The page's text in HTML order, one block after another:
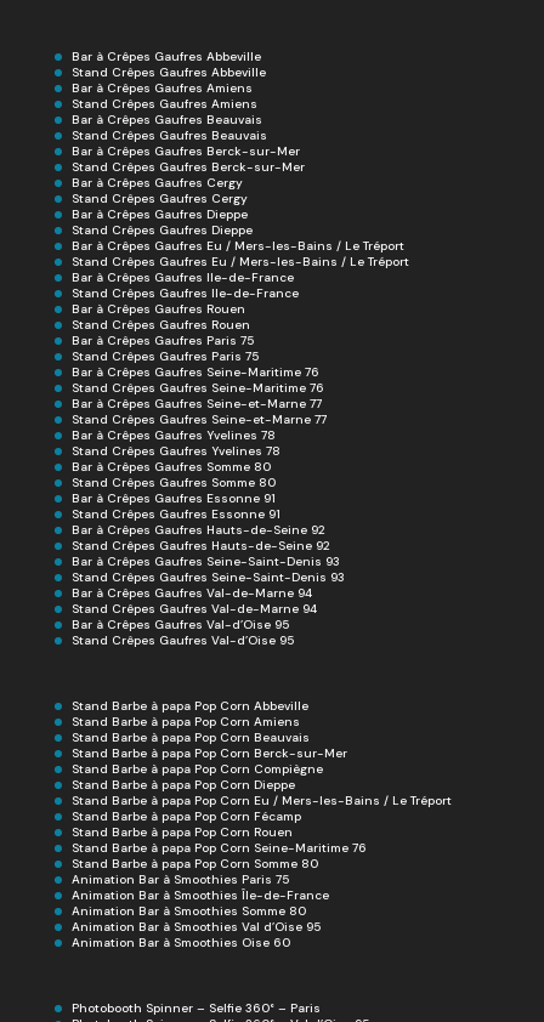
Bar à Crêpes Gaufres Abbeville
Stand Crêpes Gaufres Abbeville
Bar à Crêpes Gaufres Amiens
Stand Crêpes Gaufres Amiens
Bar à Crêpes Gaufres Beauvais
Stand Crêpes Gaufres Beauvais
Bar à Crêpes Gaufres Berck-sur-Mer
Stand Crêpes Gaufres Berck-sur-Mer
Bar à Crêpes Gaufres Cergy
Stand Crêpes Gaufres Cergy
Bar à Crêpes Gaufres Dieppe
Stand Crêpes Gaufres Dieppe
Bar à Crêpes Gaufres Eu / Mers-les-Bains / Le Tréport
Stand Crêpes Gaufres Eu / Mers-les-Bains / Le Tréport
Bar à Crêpes Gaufres Ile-de-France
Stand Crêpes Gaufres Ile-de-France
Bar à Crêpes Gaufres Rouen
Stand Crêpes Gaufres Rouen
Bar à Crêpes Gaufres Paris 75
Stand Crêpes Gaufres Paris 75
Bar à Crêpes Gaufres Seine-Maritime 76
Stand Crêpes Gaufres Seine-Maritime 76
Bar à Crêpes Gaufres Seine-et-Marne 77
Stand Crêpes Gaufres Seine-et-Marne 77
Bar à Crêpes Gaufres Yvelines 78
Stand Crêpes Gaufres Yvelines 78
Bar à Crêpes Gaufres Somme 80
Stand Crêpes Gaufres Somme 80
Bar à Crêpes Gaufres Essonne 91
Stand Crêpes Gaufres Essonne 91
Bar à Crêpes Gaufres Hauts-de-Seine 92
Stand Crêpes Gaufres Hauts-de-Seine 92
Bar à Crêpes Gaufres Seine-Saint-Denis 93
Stand Crêpes Gaufres Seine-Saint-Denis 93
Bar à Crêpes Gaufres Val-de-Marne 94
Stand Crêpes Gaufres Val-de-Marne 94
Bar à Crêpes Gaufres Val-d’Oise 95
Stand Crêpes Gaufres Val-d’Oise 95
Stand Barbe à papa Pop Corn Abbeville
Stand Barbe à papa Pop Corn Amiens
Stand Barbe à papa Pop Corn Beauvais
Stand Barbe à papa Pop Corn Berck-sur-Mer
Stand Barbe à papa Pop Corn Compiègne
Stand Barbe à papa Pop Corn Dieppe
Stand Barbe à papa Pop Corn Eu / Mers-les-Bains / Le Tréport
Stand Barbe à papa Pop Corn Fécamp
Stand Barbe à papa Pop Corn Rouen
Stand Barbe à papa Pop Corn Seine-Maritime 76
Stand Barbe à papa Pop Corn Somme 80
Animation Bar à Smoothies Paris 75
Animation Bar à Smoothies Île-de-France
Animation Bar à Smoothies Somme 80
Animation Bar à Smoothies Val d’Oise 95
Animation Bar à Smoothies Oise 60
Photobooth Spinner – Selfie 360° – Paris